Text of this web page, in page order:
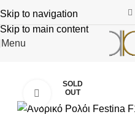
Skip to navigation
Skip to main content
Menu
SOLD
OUT
Click to enlarge